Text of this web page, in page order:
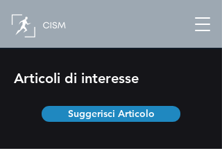
Articoli di interesse
Suggerisci Articolo